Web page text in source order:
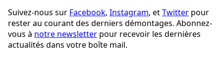
Suivez-nous sur Facebook, Instagram, etTwitter pour
rester au courant des derniers démontages. Abonnez-
vous à notre newsletter pour recevoir les dernières
actualités dans votre boîte mail.